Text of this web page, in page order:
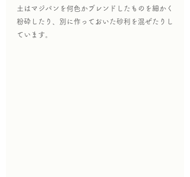
土はマジパンを何色かブレンドしたものを細かく
粉砕したり、別に作っておいた砂利を混ぜたりし
ています。